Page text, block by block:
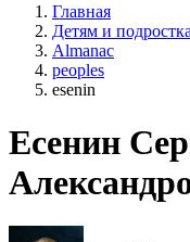
Главная
Детям и
Almanac
peoples
esenin
Есенин